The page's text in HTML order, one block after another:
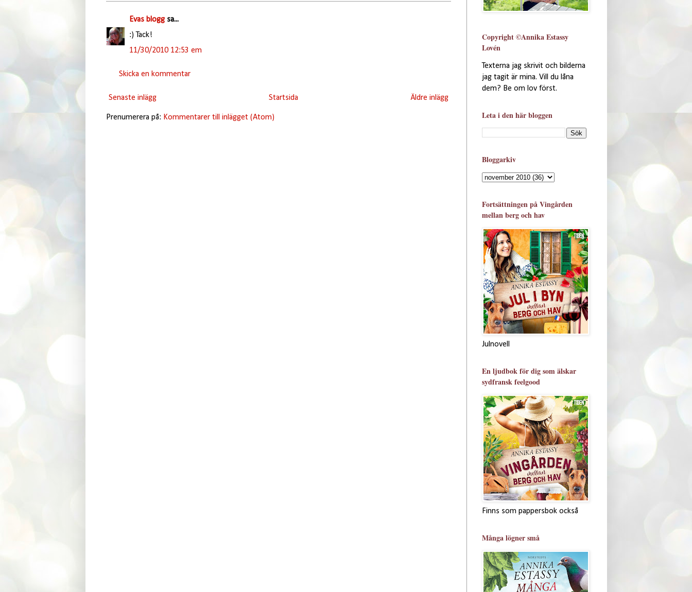
Evas bloggsa...
:) Tack!
11/30/2010 12:53 em
Skicka en kommentar
Senaste inlägg Äldre inlägg
Startsida
Prenumerera på: Kommentarer till inlägget (Atom)
Copyright ©Annika Estassy
Lovén
Texterna jag skrivit och bilderna
jag tagit är mina. Vill du låna
dem? Be om lov först.
Leta i den här bloggen
Bloggarkiv
Fortsättningen på Vingården
mellan berg och hav
Julnovell
En ljudbok för dig som älskar
sydfransk feelgood
Finns som pappersbok också
Många lögner små